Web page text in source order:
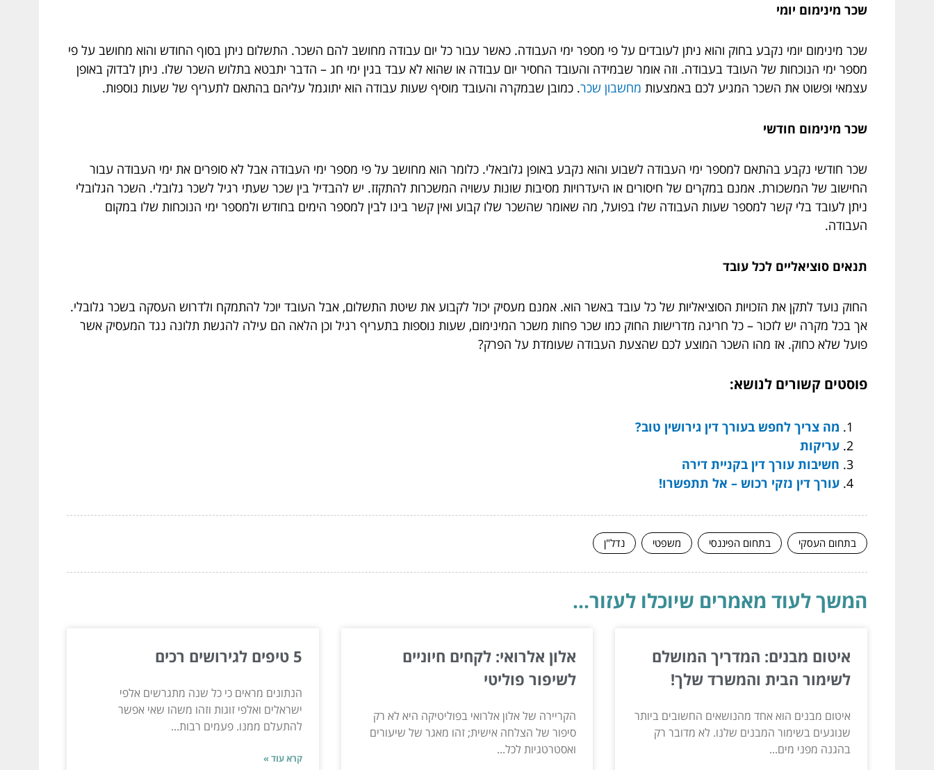
שכר מינימום יומי
שכר מינימום יומי נקבע בחוק והוא ניתן לעובדים על פי מספר ימי העבודה. כאשר עבור כל יום עבודה מחושב להם השכר. התשלום ניתן בסוף החודש והוא מחושב על פי
מספר ימי הנוכחות של העובד בעבודה. וזה אומר שבמידה והעובד החסיר יום עבודה או שהוא לא עבד בגין ימי חג – הדבר יתבטא בתלוש השכר שלו. ניתן לבדוק באופן
עצמאי ופשוט את השכר המגיע לכם באמצעות מחשבון שכר. כמובן שבמקרה והעובד מוסיף שעות עבודה הוא יתוגמל עליהם בהתאם לתעריף של שעות נוספות.
שכר מינימום חודשי
שכר חודשי נקבע בהתאם למספר ימי העבודה לשבוע והוא נקבע באופן גלובאלי. כלומר הוא מחושב על פי מספר ימי העבודה אבל לא סופרים את ימי העבודה עבור
החישוב של המשכורת. אמנם במקרים של חיסורים או היעדרויות מסיבות שונות עשויה המשכרות להתקזז. יש להבדיל בין שכר שעתי רגיל לשכר גלובלי. השכר הגלובלי
ניתן לעובד בלי קשר למספר שעות העבודה שלו בפועל, מה שאומר שהשכר שלו קבוע ואין קשר בינו לבין למספר הימים בחודש ולמספר ימי הנוכחות שלו במקום
העבודה.
תנאים סוציאליים לכל עובד
החוק נועד לתקן את הזכויות הסוציאליות של כל עובד באשר הוא. אמנם מעסיק יכול לקבוע את שיטת התשלום, אבל העובד יוכל להתמקח ולדרוש העסקה בשכר גלובלי.
אך בכל מקרה יש לזכור – כל חריגה מדרישות החוק כמו שכר פחות משכר המינימום, שעות נוספות בתעריף רגיל וכן הלאה הם עילה להגשת תלונה נגד המעסיק אשר
פועל שלא כחוק. אז מהו השכר המוצע לכם שהצעת העבודה שעומדת על הפרק?
פוסטים קשורים לנושא:
מה צריך לחפש בעורך דין גירושין טוב?
עריקות
חשיבות עורך דין בקניית דירה
עורך דין נזקי רכוש – אל תתפשרו!
בתחום העסקי בתחום הפיננסי משפטי נדל"ן
המשך לעוד מאמרים שיוכלו לעזור...
איטום מבנים: המדריך המושלם
לשימור הבית והמשרד שלך!
איטום מבנים הוא אחד מהנושאים החשובים ביותר
שנוגעים בשימור המבנים שלנו. לא מדובר רק
בהגנה מפני מים...
אלון אלרואי: לקחים חיוניים
לשיפור פוליטי
הקריירה של אלון אלרואי בפוליטיקה היא לא רק
סיפור של הצלחה אישית; זהו מאגר של שיעורים
ואסטרטגיות לכל...
5 טיפים לגירושים רכים
הנתונים מראים כי כל שנה מתגרשים אלפי
ישראלים ואלפי זוגות וזהו משהו שאי אפשר
להתעלם ממנו. פעמים רבות...
קרא עוד »